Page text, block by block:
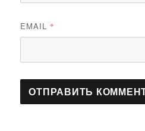
EMAIL *